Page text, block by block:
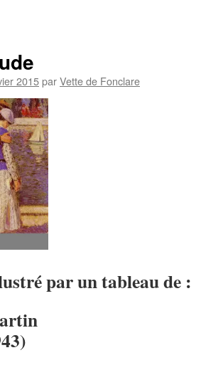
2015parVette de Fonclare
par un tableau de :